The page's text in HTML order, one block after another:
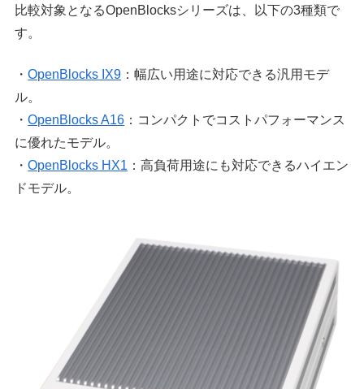
比較対象となるOpenBlocksシリーズは、以下の3種類で
す。
・OpenBlocks IX9 ：幅広い用途に対応できる汎用モデ
ル。
・OpenBlocks A16 ：コンパクトでコストパフォーマンス
に優れたモデル。
・OpenBlocks HX1 ：高負荷用途にも対応できるハイエン
ドモデル。